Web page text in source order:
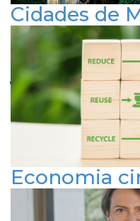
Cidades de
da
Publicado em 2 de abril
ARQUITETURA E
INOVAÇÃO E
Economia
construção
Publicado em 14 de